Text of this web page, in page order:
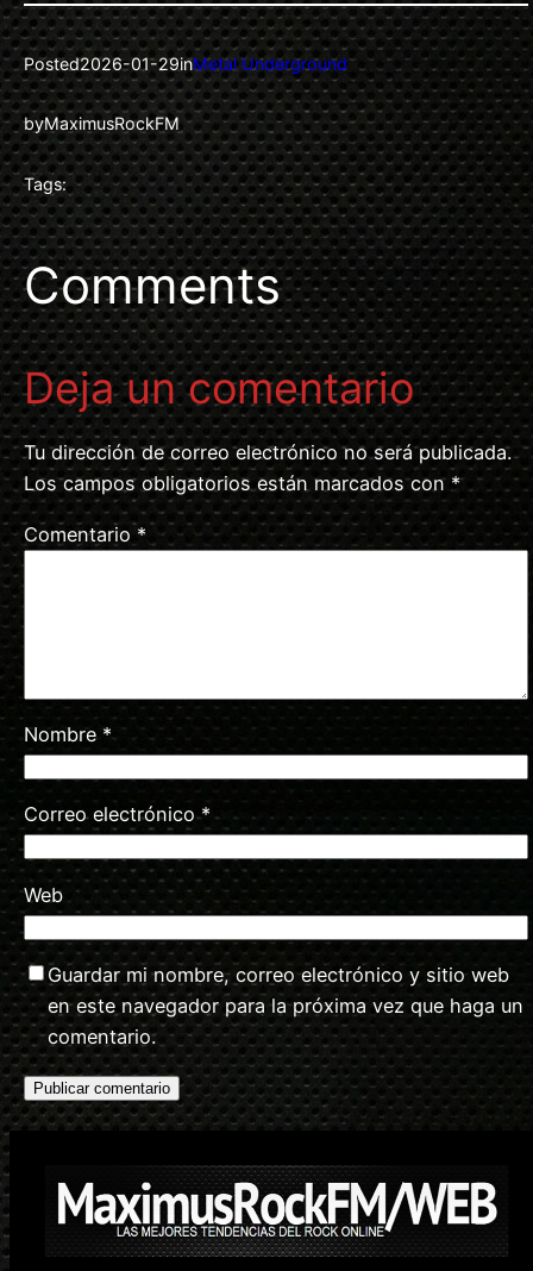
Posted2026-01-29inMetal Underground
byMaximusRockFM
Tags:
Comments
Deja un comentario
Tu dirección de correo electrónico no será publicada.
Los campos obligatorios están marcados con *
Comentario *
Nombre *
Correo electrónico*
Web
Guardar mi nombre, correo electrónico y sitio web
en este navegador para la próxima vez que haga un
comentario.